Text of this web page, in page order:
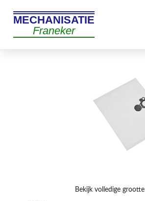
MECHANISATIE
Franeker
Bekijk volledige grootte